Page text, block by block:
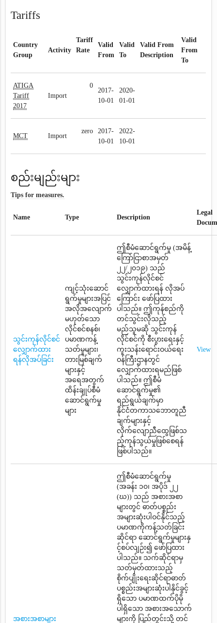
Tariffs
Country
Group
Activity
Tariff
Rate
Valid
From
Valid
To
Valid From
Description
Valid
From
To
ATIGA
Tariff
2017
Import
0
2017-
10-01
2020-
01-01
MCT Import
zero
2017-
10-01
2022-
10-01
စည်းမျည်းများ
Tips for measures.
Name Type Description
Legal
သွင်းကုန်လိုင်စင်
လျှောက်ထား
ရန်လိုအပ်ခြင်း
ကျင့်သုံးဆောင်
ရွက်မှုများအပြင်
အလိုအလျောက်
မဟုတ်သော
လိုင်စင်စနစ်၊
ပမာဏကန့်
သတ်မှုများ၊
တားမြစ်ချက်
များနှင့်
အရေအတွက်
ထိန်းချုပ်စီမံ
ဆောင်ရွက်မှု
များ
ဤစီမံဆောင်ရွက်မှု (အမိန့်
ကြော်ငြာစာအမှတ်
၂၂/၂၀၁၉) သည်
သွင်းကုန်လိုင်စင်
လျှောက်ထားရန် လိုအပ်
ကြောင်း ဖော်ပြထား
ပါသည်။ ဤကုန်စည်ကို
တင်သွင်းလိုသည့်
မည်သူမဆို သွင်းကုန်
လိုင်စင်ကို စီးပွားရေးနှင့်
ကူးသန်းရောင်းဝယ်ရေး
ဝန်ကြီးဌာနတွင်
လျှောက်ထားရမည်ဖြစ်
ပါသည်။ ဤစီမံ
ဆောင်ရွက်မှု၏
ရည်ရွယ်ချက်မှာ
နိုင်ငံတကာသဘောတူညီ
ချက်များနှင့်
လိုက်လျောညီထွေဖြစ်သ
ည့်ကုန်သွယ်မှုဖြစ်စေရန်
ဖြစ်ပါသည်။
View
အစားအစာများ
ဤစီမံဆောင်ရွက်မှု
(အခန်း ၁၀၊ အပိုဒ် ၂၂
(ဃ)) သည် အစားအစာ
များတွင် ဓာတ်ပစ္စည်း
အများဆုံးပါဝင်နိုင်သည့်
ပမာဏကိုကန့်သတ်ခြင်း
ဆိုင်ရာ ဆောင်ရွက်မှုများနှ
င့်စပ်လျဉ်း၍ ဖော်ပြထား
ပါသည်။ သက်ဆိုင်ရာမှ
သတ်မှတ်ထားသည့်
စိုက်ပျိုးရေးဆိုင်ရာဓာတ်
ပစ္စည်းအများဆုံးပါနိုင်ခွင့်
ရှိသော ပမာဏထက်ပိုမို
ပါရှိသော အစားအသောက်
များကို ပြည်တွင်းသို့ တင်